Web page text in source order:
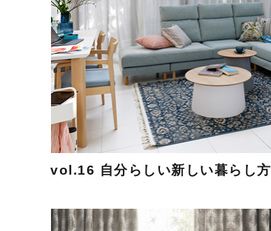
vol.16 自分らしい新しい暮らし方